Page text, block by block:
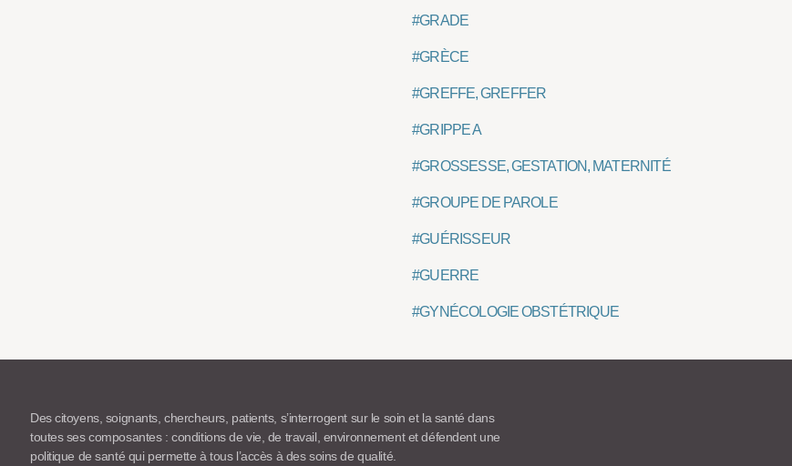
#GRADE
#GRÈCE
#GREFFE, GREFFER
#GRIPPE A
#GROSSESSE, GESTATION, MATERNITÉ
#GROUPE DE PAROLE
#GUÉRISSEUR
#GUERRE
#GYNÉCOLOGIE OBSTÉTRIQUE
Des citoyens, soignants, chercheurs, patients, s’interrogent sur le soin et la santé dans
toutes ses composantes : conditions de vie, de travail, environnement et défendent une
politique de santé qui permette à tous l’accès à des soins de qualité.